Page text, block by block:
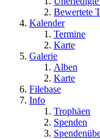
Bewertete
Kalender
Termine
Karte
Galerie
Alben
Karte
Filebase
Info
Trophäen
Spenden